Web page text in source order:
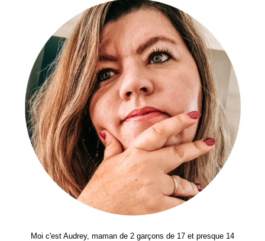
–
Le
Secret
D’une
Soirée
Tv
Réussie
Moi c'est Audrey, maman de 2 garçons de 17 et presque 14